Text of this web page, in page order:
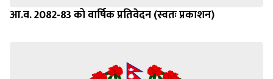
आ.व. 2082-83 को वार्षिक प्रतिवेदन (स्वतः प्रकाशन)